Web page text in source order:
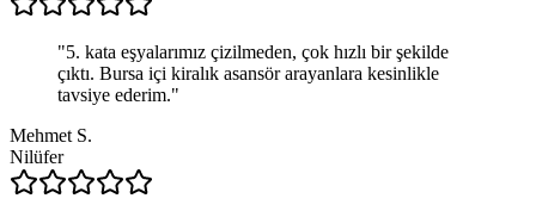
"5. kata eşyalarımız çizilmeden, çok hızlı bir şekilde
çıktı. Bursa içi kiralık asansör arayanlara kesinlikle
tavsiye ederim."
Mehmet S.
Nilüfer